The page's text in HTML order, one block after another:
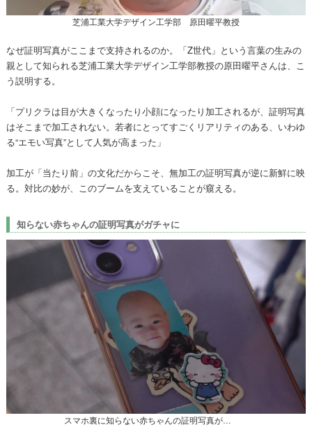
芝浦工業大学デザイン工学部 原田曜平教授
なぜ証明写真がここまで支持されるのか。「Z世代」という言葉の生みの
親として知られる芝浦工業大学デザイン工学部教授の原田曜平さんは、こ
う説明する。
「プリクラは目が大きくなったり小顔になったり加工されるが、証明写真
はそこまで加工されない。若者にとってすごくリアリティのある、いわゆ
る“エモい写真”として人気が高まった」
加工が「当たり前」の文化だからこそ、無加工の証明写真が逆に新鮮に映
る。対比の妙が、このブームを支えていることが窺える。
知らない赤ちゃんの証明写真がガチャに
スマホ裏に知らない赤ちゃんの証明写真が…